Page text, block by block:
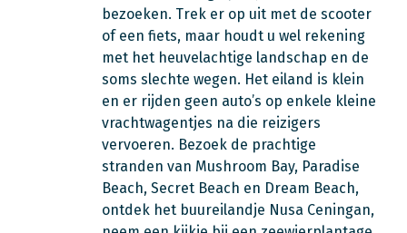
bezoeken. Trek er op uit met de scooter
of een fiets, maar houdt u wel rekening
met het heuvelachtige landschap en de
soms slechte wegen. Het eiland is klein
en er rijden geen auto’s op enkele kleine
vrachtwagentjes na die reizigers
vervoeren. Bezoek de prachtige
stranden van Mushroom Bay, Paradise
Beach, Secret Beach en Dream Beach,
ontdek het buureilandje Nusa Ceningan,